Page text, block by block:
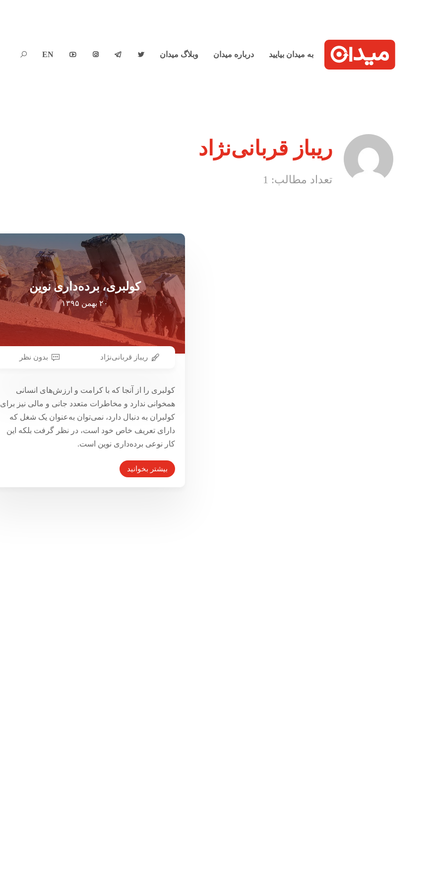
به میدان بیایید درباره میدان وبلاگ میدان 



EN

ریباز قربانی‌نژاد
تعداد مطالب: 1
کولبری، برده‌داری نوین
۲۰ بهمن ۱۳۹۵
ریباز قربانی‌نژاد بدون نظر
کولبری را از آنجا که با کرامت و ارزش‌های انسانی
همخوانی ندارد و مخاطرات متعدد جانی و مالی نیز برای
کولبران به دنبال دارد، نمی‌توان به‌عنوان یک شغل که
دارای تعریف خاص خود است، در نظر گرفت بلکه این
کار نوعی برده‌داری نوین است.
بیشتر بخوانید